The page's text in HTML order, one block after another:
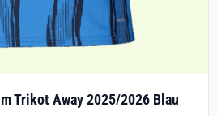
Trikot Away 2025/2026 Blau